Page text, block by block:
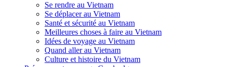
Se rendre au Vietnam
Se déplacer au Vietnam
Santé et sécurité au Vietnam
Meilleures choses à faire au Vietnam
Idées de voyage au Vietnam
Quand aller au Vietnam
Culture et histoire du Vietnam